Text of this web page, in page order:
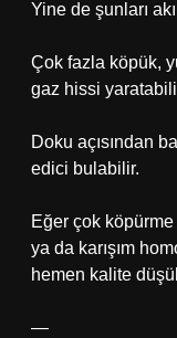
Yine de şunları
Çok fazla köpük,
gaz hissi
Doku açısından
edici bulabilir.
Eğer çok
ya da karışım
hemen kalite
—